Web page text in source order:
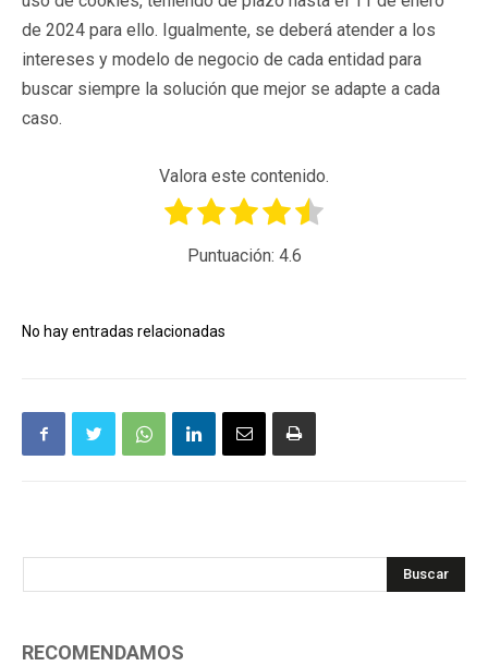
de 2024 para ello. Igualmente, se deberá atender a los
intereses y modelo de negocio de cada entidad para
buscar siempre la solución que mejor se adapte a cada
caso.
Valora este contenido.
Puntuación: 4.6
No hay entradas relacionadas
Buscar
RECOMENDAMOS